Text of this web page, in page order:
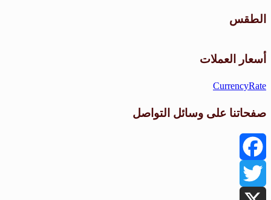
الطقس
أسعار العملات
CurrencyRate
صفحاتنا على وسائل التواصل
Facebook